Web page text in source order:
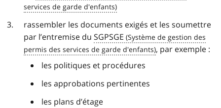
rassembler les documents exigés et les soumettre
par l’entremise du SGPSGE
, par exemple :
les politiques et procédures
les approbations pertinentes
les plans d’étage